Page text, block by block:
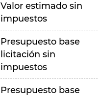
Valor estimado sin
impuestos
Presupuesto base
licitación sin
impuestos
Presupuesto base